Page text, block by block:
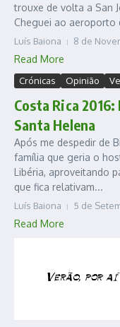
trouxe de volta a San
Cheguei ao aeroporto
Luís Baiona 8 de
Read More
Crónicas Opinião
Costa Rica
Santa Helena
Após me despedir de
família que geria o
Libéria, aproveitando
que fica relativam...
Luís Baiona 5 de
Read More